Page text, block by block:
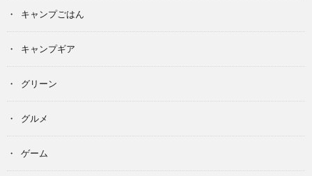
キャンプごはん
キャンプギア
グリーン
グルメ
ゲーム